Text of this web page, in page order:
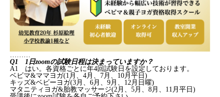
Q1 1日zoomの試験日程は決まっていますか？
A1 はい。各資格ごとに年4回試験日を設定しております。
ベビマ&ママヨガ(1月、4月、7月、10月平日)
キッズ&ベビーヨガ(3月、6月、9月、12月日曜)
マタニティヨガ&胎教マッサージ(2月、5月、8月、11月平日)